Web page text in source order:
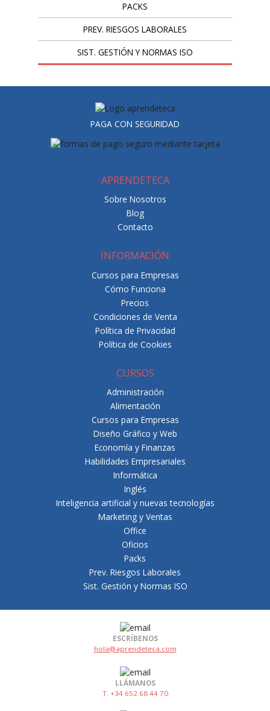
PACKS
PREV. RIESGOS LABORALES
SIST. GESTIÓN Y NORMAS ISO
PAGA CON SEGURIDAD
APRENDETECA
Sobre Nosotros
Blog
Contacto
INFORMACIÓN
Cursos para Empresas
Cómo Funciona
Precios
Condiciones de Venta
Política de Privacidad
Política de Cookies
CURSOS
Administración
Alimentación
Cursos para Empresas
Diseño Gráfico y Web
Economía y Finanzas
Habilidades Empresariales
Informática
Inglés
Inteligencia artificial y nuevas tecnologías
Marketing y Ventas
Office
Oficios
Packs
Prev. Riesgos Laborales
Sist. Gestión y Normas ISO
ESCRÍBENOS
hola@aprendeteca.com
LLÁMANOS
T. +34 652 68 44 70